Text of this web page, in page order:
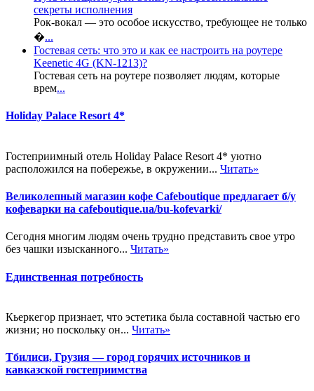
секреты исполнения
Рок-вокал — это особое искусство, требующее не только
�...
Гостевая сеть: что это и как ее настроить на роутере
Keenetic 4G (KN-1213)?
Гостевая сеть на роутере позволяет людям, которые
врем...
Holiday Palace Resort 4*
Гостеприимный отель Holiday Palace Resort 4* уютно
расположился на побережье, в окружении... Читать»
Великолепный магазин кофе Cafeboutique предлагает б/у
кофеварки на cafeboutique.ua/bu-kofevarki/
Сегодня многим людям очень трудно представить свое утро
без чашки изысканного... Читать»
Единственная потребность
Кьеркегор признает, что эстетика была составной частью его
жизни; но поскольку он... Читать»
Тбилиси, Грузия — город горячих источников и
кавказской гостеприимства